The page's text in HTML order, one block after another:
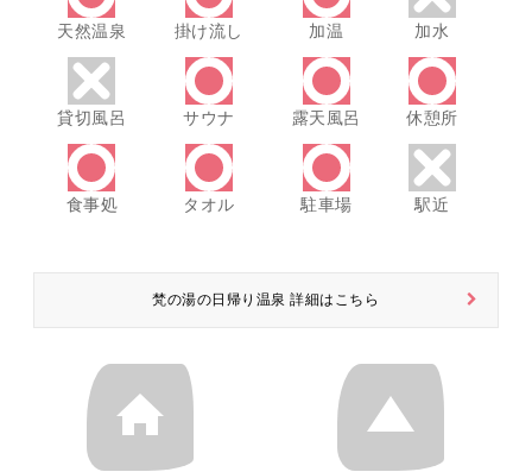
天然温泉 掛け流し 加温 加水
貸切風呂 サウナ 露天風呂 休憩所
食事処 タオル 駐車場 駅近
梵の湯の日帰り温泉 詳細はこちら